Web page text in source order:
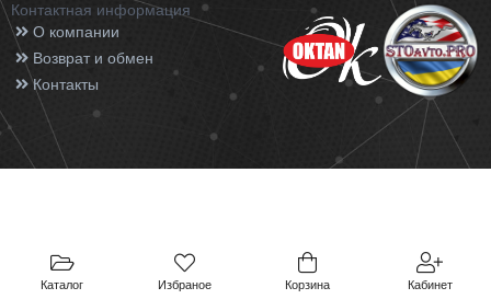
Каталог Избраное Корзина Кабинет
Контактная информация
О компании
Возврат и обмен
Контакты